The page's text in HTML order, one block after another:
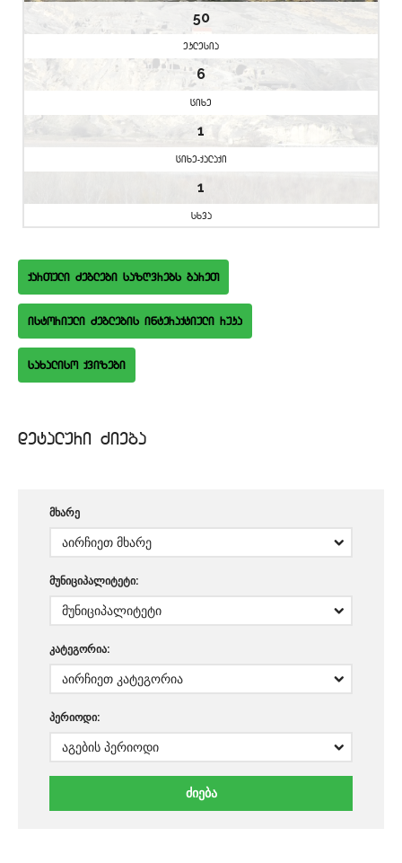
50
eklesia
6
cixe
1
cixe-qalaqi
1
sxva
qarTuli Zeglebi sazRvrebs gareT
istoriuli Zeglebis interaqtiuli ruka
saxaliso qvizebi
detaluri Zieba
მხარე
მუნიციპალიტეტი:
კატეგორია:
პერიოდი: